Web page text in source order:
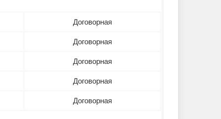
Договорная
Договорная
Договорная
Договорная
Договорная